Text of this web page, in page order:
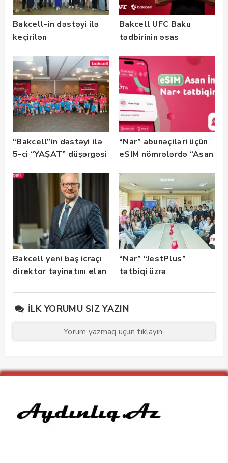
Bakcell-in dəstəyi ilə
keçirilən
Bootcamp” başladı
Bakcell UFC Baku
tədbirinin əsas
“Bakcell”in dəstəyi ilə
5-ci “YAŞAT” düşərgəsi
“Nar” abunəçiləri üçün
eSIM nömrələrdə “Asan
istifadəyə verildi
Bakcell yeni baş icraçı
direktor təyinatını elan
“Nar” “JestPlus”
tətbiqi üzrə
keçirdi
İLK YORUMU SIZ YAZIN
Yorum yazmaq üçün tıklayın.